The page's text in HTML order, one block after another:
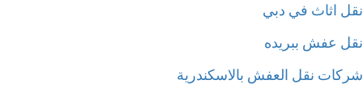
اثاث في دبي
عفش ببريده
نقل العفش بالاسكندرية